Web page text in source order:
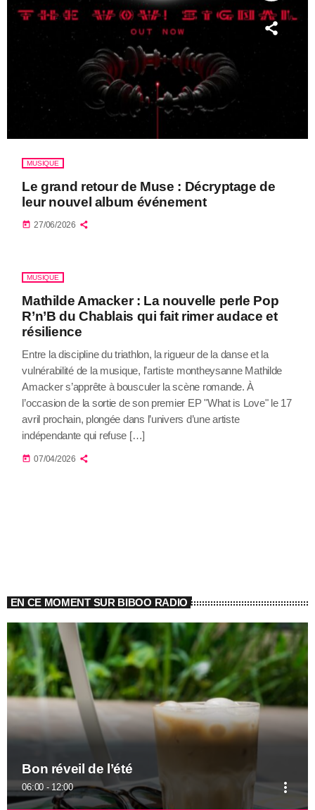
MUSIQUE
Le grand retour de Muse : Décryptage de
leur nouvel album événement
today 27/06/2026
MUSIQUE
Mathilde Amacker : La nouvelle perle Pop
R’n’B du Chablais qui fait rimer audace et
résilience
Entre la discipline du triathlon, la rigueur de la danse et la
vulnérabilité de la musique, l’artiste montheysanne Mathilde
Amacker s’apprête à bousculer la scène romande. À
l’occasion de la sortie de son premier EP "What is Love" le 17
avril prochain, plongée dans l’univers d’une artiste
indépendante qui refuse […]
today 07/04/2026
EN CE MOMENT SUR BIBOO RADIO
Bon réveil de l’été
06:00 - 12:00 more_vert